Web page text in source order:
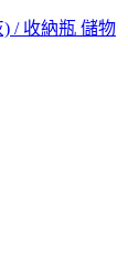
/ 收納瓶 儲物